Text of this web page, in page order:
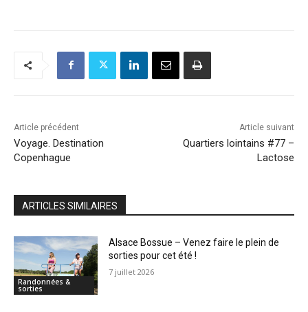
Article précédent
Voyage. Destination
Copenhague
Article suivant
Quartiers lointains #77 –
Lactose
ARTICLES SIMILAIRES
Randonnées &
sorties
Alsace Bossue – Venez faire le plein de
sorties pour cet été !
7 juillet 2026